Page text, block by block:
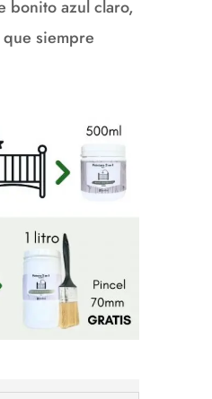
bonito azul claro,
que siempre